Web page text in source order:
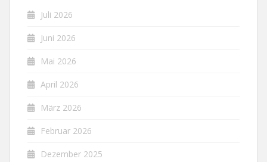
Juli 2026
Juni 2026
Mai 2026
April 2026
März 2026
Februar 2026
Dezember 2025